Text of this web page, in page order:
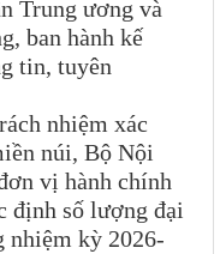
Trung ương và
ban hành kế
tin, tuyên
nhiệm xác
núi, Bộ Nội
vị hành chính
định số lượng đại
nhiệm kỳ 2026-